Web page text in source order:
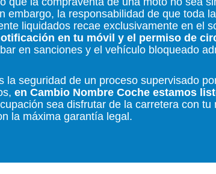
embargo, la responsabilidad de que toda
liquidados recae exclusivamente en el
en tu móvil y el permiso de
en sanciones y el vehículo bloqueado
la seguridad de un proceso supervisado
en Cambio Nombre Coche estamos
sea disfrutar de la carretera con
la máxima garantía legal.